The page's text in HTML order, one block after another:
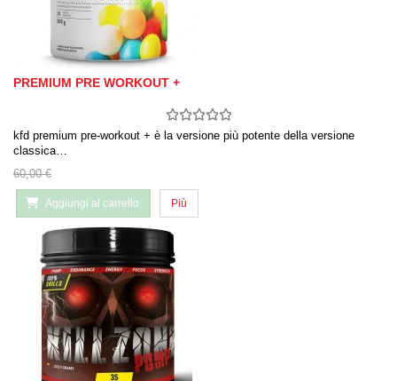
PREMIUM PRE WORKOUT +
kfd premium pre-workout + è la versione più potente della versione
classica…
60,00 €
Aggiungi al carrello Più